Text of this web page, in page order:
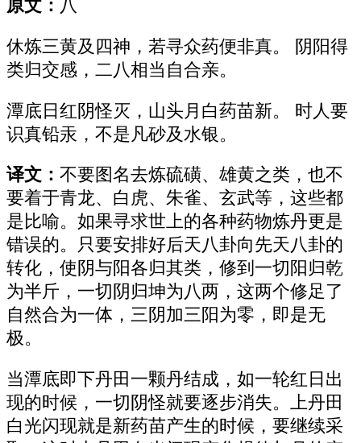
原文： 八
休炼三黄及四神，若寻众药便非真。 阴阳得
类归交感，二八相当自合亲。
潭底日红阴怪灭，山头月白药苗新。 时人要
识真铅汞，不是凡砂及水银。
译文： 不要图名去炼硫磺、雄黄之类，也不
要着于青龙、白虎、朱雀、玄武等，这些都
是比喻。如果寻求世上的各种药物炼丹更是
错误的。只要安排好后天八卦向先天八卦的
转化，使阴与阳各归其类，修到一切阳归乾
为半斤，一切阴归坤为八两，这两个修足了
自然合为一体，三阴加三阳为零，即是无
极。
当潭底即下丹田一颗丹结成，如一轮红日出
现的时候，一切阴怪就要逐步消失。上丹田
白光闪现就是新药苗产生的时候，要继续采